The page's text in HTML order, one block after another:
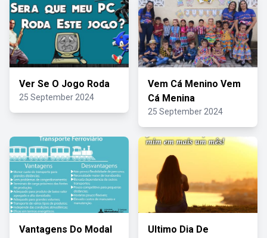
Ver Se O Jogo Roda
25 September 2024
Vem Cá Menino Vem
Cá Menina
25 September 2024
Vantagens Do Modal Ultimo Dia De